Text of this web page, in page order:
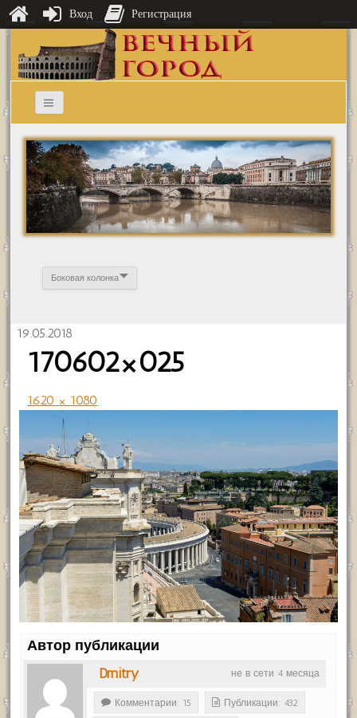
Боковая колонка
19.05.2018
170602×025
1620 × 1080
Автор публикации
не в сети 4 месяца
Dmitry
Комментарии: 15 Публикации: 432
Вход Регистрация